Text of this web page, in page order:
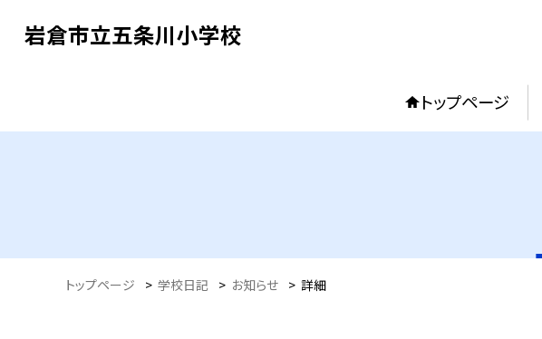
岩倉市立五条川小学校
トップページ
トップページ > 学校日記 > お知らせ > 詳細